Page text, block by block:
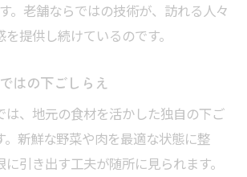
。老舗ならではの技術が、訪れる人々
提供し続けているのです。
はの下ごしらえ
は、地元の食材を活かした独自の下ご
。新鮮な野菜や肉を最適な状態に整
引き出す工夫が随所に見られます。